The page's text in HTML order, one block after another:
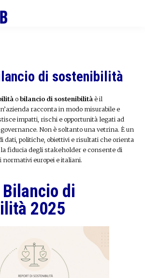
di sostenibilità
obilancio di sostenibilitàè il
racconta in modo misurabile e
impatti, rischi e opportunità legati ad
Non è soltanto una vetrina. È un
dati, politiche, obiettivi e risultati che orienta
fiducia degli stakeholder e consente di
europei e italiani.
di
2025